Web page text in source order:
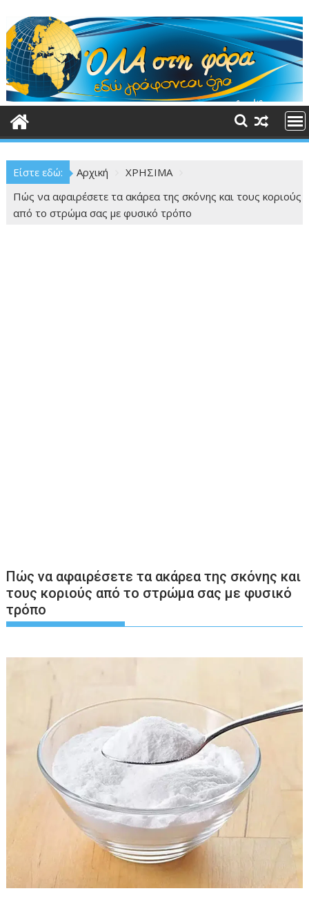
στο
περιεχόμενο
Είστε εδώ: Αρχική
ΧΡΗΣΙΜΑ
Πώς να αφαιρέσετε τα ακάρεα της σκόνης και τους κοριούς
από το στρώμα σας με φυσικό τρόπο
Πώς να αφαιρέσετε τα ακάρεα της σκόνης και
τους κοριούς από το στρώμα σας με φυσικό
τρόπο